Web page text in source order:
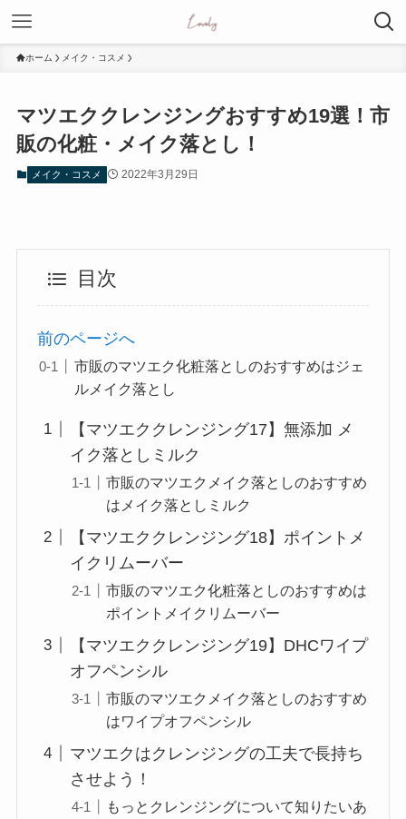
ホーム メイク・コスメ
マツエククレンジングおすすめ19選！市
販の化粧・メイク落とし！
メイク・コスメ 2022年3月29日
目次
前のページへ
市販のマツエク化粧落としのおすすめはジェ
ルメイク落とし
【マツエククレンジング17】無添加 メ
イク落としミルク
市販のマツエクメイク落としのおすすめ
はメイク落としミルク
【マツエククレンジング18】ポイントメ
イクリムーバー
市販のマツエク化粧落としのおすすめは
ポイントメイクリムーバー
【マツエククレンジング19】DHCワイプ
オフペンシル
市販のマツエクメイク落としのおすすめ
はワイプオフペンシル
マツエクはクレンジングの工夫で長持ち
させよう！
もっとクレンジングについて知りたいあ